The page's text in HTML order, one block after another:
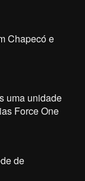
Chapecó e
uma unidade
Force One
de